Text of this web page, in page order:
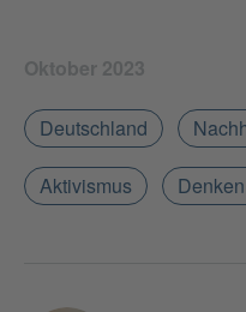
Oktober 2023
Deutschland
Aktivismus